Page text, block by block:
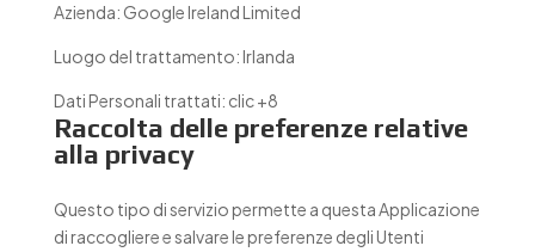
Azienda: Google Ireland Limited
Luogo del trattamento:Irlanda
Dati Personali trattati: clic +8
Raccolta delle preferenze relative
alla privacy
Questo tipo di servizio permette a questa Applicazione
di raccogliere e salvare le preferenze degli Utenti